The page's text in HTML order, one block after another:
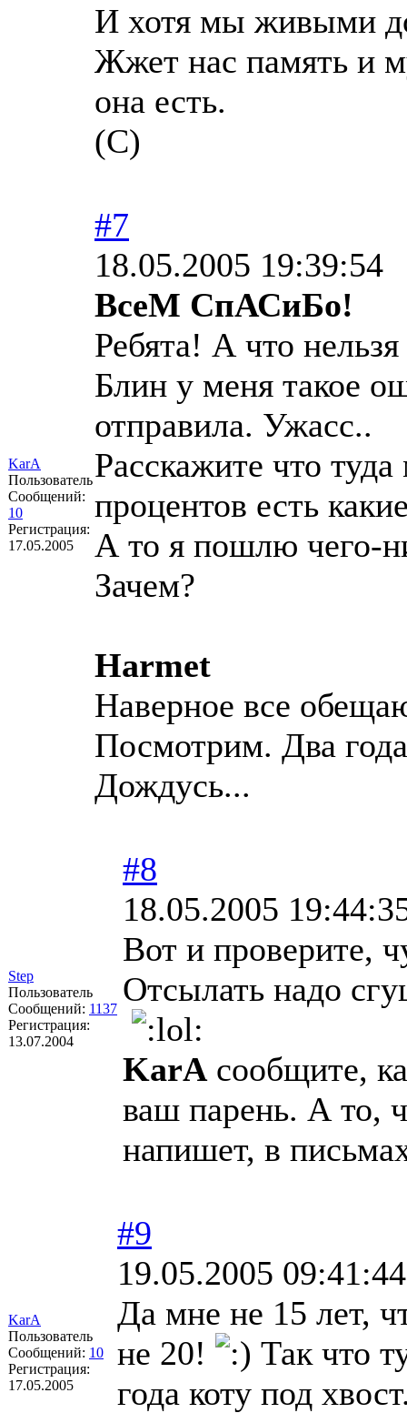
И хотя мы живыми
Жжет нас память и
она есть.
(С)
KarA
Пользователь
Сообщений:
10
Регистрация:
17.05.2005
#7
18.05.2005 19:39:54
ВсеМ СпАСиБо!
Ребята! А что
Блин у меня такое
отправила. Ужасс..
Расскажите что
процентов есть
А то я пошлю чего-
Зачем?
Harmet
Наверное все
Посмотрим. Два
Дождусь...
Step
Пользователь
Сообщений: 1137
Регистрация:
13.07.2004
#8
18.05.2005
Вот и проверите,
Отсылать надо
KarA сообщите,
ваш парень. А то,
напишет, в
KarA
Пользователь
Сообщений: 10
Регистрация:
17.05.2005
#9
19.05.2005 09:41:44
Да мне не 15 лет,
не 20!
Так что
года коту под